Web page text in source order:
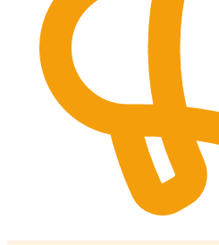
Lingua
🇪🇸 ES
🇬🇧 EN 🇫🇷 FR 🇩🇪 DE
Accedi